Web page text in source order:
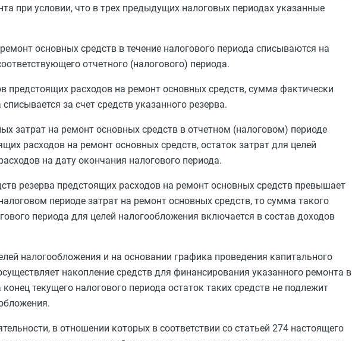
при условии, что в трех предыдущих налоговых периодах указанные
основных средств в течение налогового периода списываются на
отчетного (налогового) периода.
предстоящих расходов на ремонт основных средств, сумма фактически
за счет средств указанного резерва.
затрат на ремонт основных средств в отчетном (налоговом) периоде
расходов на ремонт основных средств, остаток затрат для целей
на дату окончания налогового периода.
резерва предстоящих расходов на ремонт основных средств превышает
периоде затрат на ремонт основных средств, то сумма такого
периода для целей налогообложения включается в состав доходов
налогообложения и на основании графика проведения капитального
накопление средств для финансирования указанного ремонта в
текущего налогового периода остаток таких средств не подлежит
в отношении которых в соответствии со статьей 274 настоящего